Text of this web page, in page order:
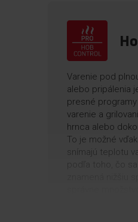
Varenie pod
alebo pripálenia
presné
varenie a
hrnca alebo
To je možné
snímajú teplotu